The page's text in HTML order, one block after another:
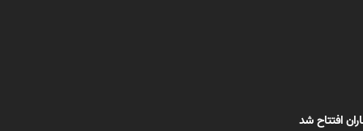
افتتاح شد